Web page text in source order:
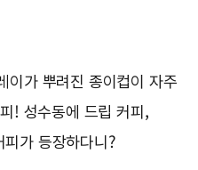
이가 뿌려진 종이컵이 자주
! 성수동에 드립 커피,
피가 등장하다니?